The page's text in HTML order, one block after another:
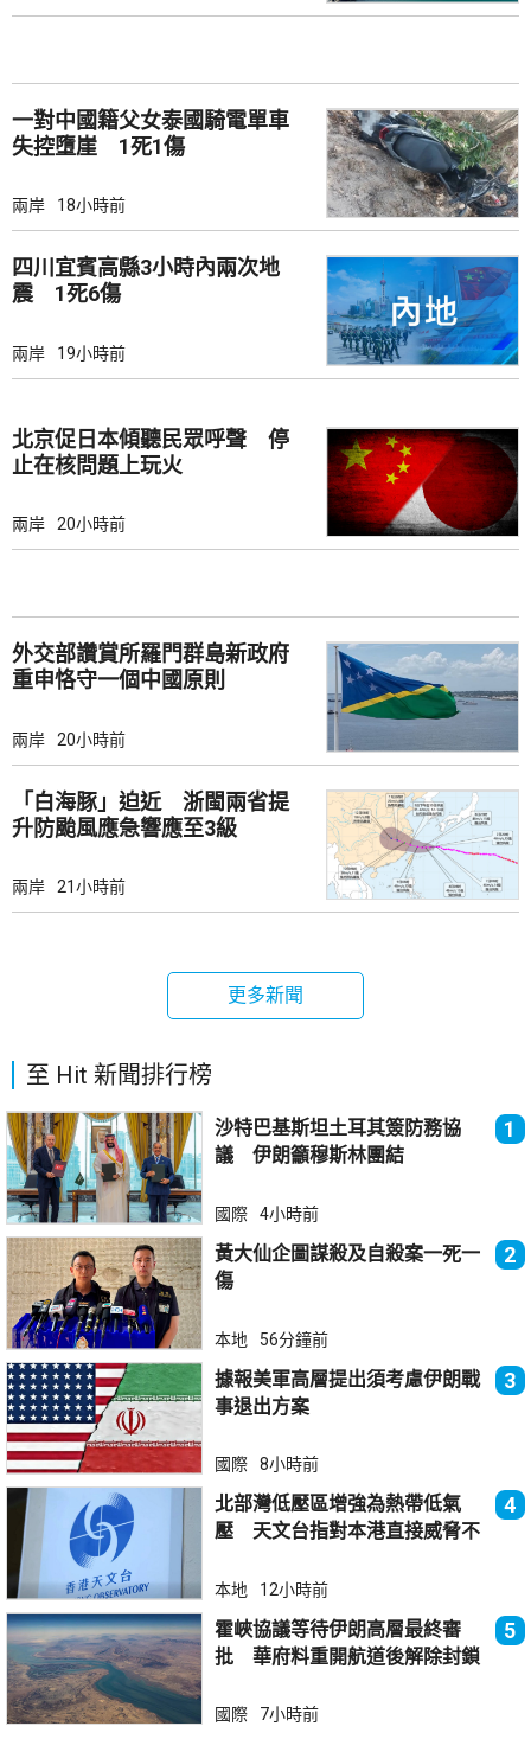
一對中國籍父女泰國騎電單車
失控墮崖 1死1傷
兩岸 18小時前
四川宜賓高縣3小時內兩次地
震 1死6傷
兩岸 19小時前
北京促日本傾聽民眾呼聲 停
止在核問題上玩火
兩岸 20小時前
外交部讚賞所羅門群島新政府
重申恪守一個中國原則
兩岸 20小時前
「白海豚」迫近 浙閩兩省提
升防颱風應急響應至3級
兩岸 21小時前
更多新聞
至 Hit 新聞排行榜
沙特巴基斯坦土耳其簽防務協
議 伊朗籲穆斯林團結
1
國際 4小時前
黃大仙企圖謀殺及自殺案一死一
傷
2
本地 56分鐘前
據報美軍高層提出須考慮伊朗戰
事退出方案
3
國際 8小時前
北部灣低壓區增強為熱帶低氣
壓 天文台指對本港直接威脅不
4
本地 12小時前
霍峽協議等待伊朗高層最終審
批 華府料重開航道後解除封鎖
5
國際 7小時前